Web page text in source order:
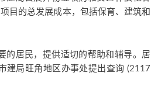
目的总发展成本，包括保育、建筑和
的居民，提供适切的帮助和辅导。居
建局旺角地区办事处提出查询 (2117